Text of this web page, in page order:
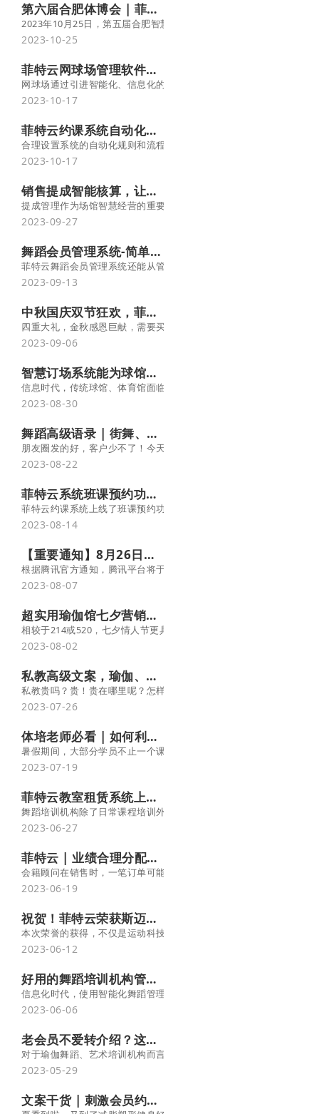
第六届合肥体博会 | 菲特云携新品“订场助手”强势亮相！
2023年10月25日，第五届合肥智慧体育博览会在合肥滨湖国际会展
2023-10-25
菲特云网球场管理软件：提升效率、便捷性和盈利能力的三重保障
网球场通过引进智能化、信息化的管理方式，更好地满足市场需求，
2023-10-17
菲特云约课系统自动化功能，让管理效率提升一倍！
合理设置系统的自动化规则和流程，可以减少手动操作，降低人工错
2023-10-17
销售提成智能核算，让业绩管理更轻松！ -菲特云
提成管理作为场馆智慧经营的重要环节，它的升级完善不但让管理者
2023-09-27
舞蹈会员管理系统-简单好用-免费试用
菲特云舞蹈会员管理系统还能从管财务、管员工、管销售等多方面，
2023-09-13
中秋国庆双节狂欢，菲特云约课系统限时福利！
四重大礼，金秋感恩巨献，需要买约课系统的老板火速看过来！
2023-09-06
智慧订场系统能为球馆带来哪些价值？ -菲特云
信息时代，传统球馆、体育馆面临着越来越高的人力成本、运营成本
2023-08-30
舞蹈高级语录 | 街舞、中国舞、爵士专属文案 -菲特云
朋友圈发的好，客户少不了！今天菲特云舞蹈管理系统为大家整理了
2023-08-22
菲特云系统班课预约功能上线！灵活约课，提升出勤率
菲特云约课系统上线了班课预约功能，学员在手机端灵活约课，教务
2023-08-14
【重要通知】8月26日起，微信官方将对小程序手机号授权进行收费
根据腾讯官方通知，腾讯平台将于2023年8月26日起对小程序中“一
2023-08-07
超实用瑜伽馆七夕营销方案,年中爆单就靠它-菲特云
相较于214或520，七夕情人节更具中国味，这也成为诸多品牌借势
2023-08-02
私教高级文案，瑜伽、普拉提、健身通用！ -菲特云
私教贵吗？贵！贵在哪里呢？怎样让客户认可其价值呢？菲特云约课
2023-07-26
体培老师必看 | 如何利用菲特云做好暑假班管理？
暑假期间，大部分学员不止一个课外培训班，需要提前协调上课时间
2023-07-19
菲特云教室租赁系统上线啦！提升场地利用率
舞蹈培训机构除了日常课程培训外，在空闲时段对外出租教室，可以
2023-06-27
菲特云 | 业绩合理分配，员工有干劲、财务更明晰！
会籍顾问在销售时，一笔订单可能由多个人一起合作完成，比如会员
2023-06-19
祝贺！菲特云荣获斯迈夫“2023年度创新奖”
本次荣誉的获得，不仅是运动科技实力和创新的体现，更是行业对品
2023-06-12
好用的舞蹈培训机构管理系统推荐！
信息化时代，使用智能化舞蹈管理系统，不仅能提高机构运营效率、
2023-06-06
老会员不爱转介绍？这几个妙招一定要用！ -菲特云
对于瑜伽舞蹈、艺术培训机构而言，会员转介绍是一种非常有效的营
2023-05-29
文案干货 | 刺激会员约课的文案，让你的瑜伽课堂堂爆满！-菲特云